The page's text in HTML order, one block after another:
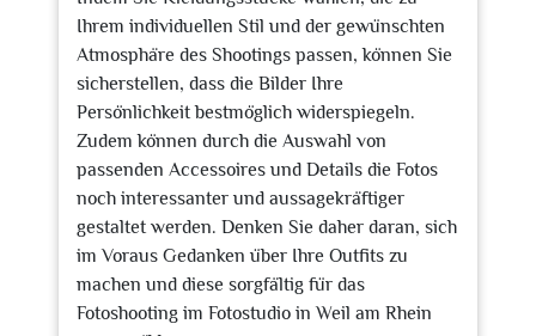
Ihrem individuellen Stil und der gewünschten
Atmosphäre des Shootings passen, können Sie
sicherstellen, dass die Bilder Ihre
Persönlichkeit bestmöglich widerspiegeln.
Zudem können durch die Auswahl von
passenden Accessoires und Details die Fotos
noch interessanter und aussagekräftiger
gestaltet werden. Denken Sie daher daran, sich
im Voraus Gedanken über Ihre Outfits zu
machen und diese sorgfältig für das
Fotoshooting im Fotostudio in Weil am Rhein